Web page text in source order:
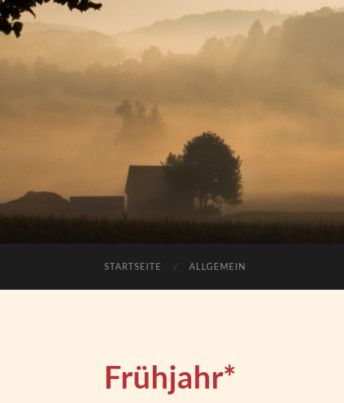
STARTSEITE ALLGEMEIN
Frühjahr*